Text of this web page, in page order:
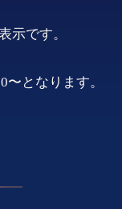
示です。
となります。